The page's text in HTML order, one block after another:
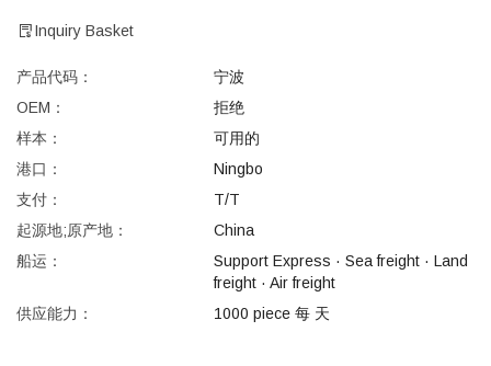
Inquiry Basket
产品代码：
宁波
OEM：
拒绝
样本：
可用的
港口：
Ningbo
支付：
T/T
起源地;原产地：
China
船运：
Support Express · Sea freight · Land
freight · Air freight
供应能力：
1000 piece 每 天